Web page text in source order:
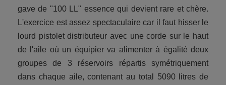
gave de "100 LL" essence qui devient rare et chère.
L'exercice est assez spectaculaire car il faut hisser le
lourd pistolet distributeur avec une corde sur le haut
de l'aile où un équipier va alimenter à égalité deux
groupes de 3 réservoirs répartis symétriquement
dans chaque aile, contenant au total 5090 litres de